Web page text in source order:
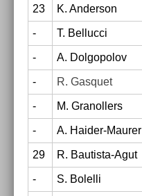
23 K. An­der­son
- T. Be­lluc­ci
- A. Dol­gopolov
- R. Gas­quet
- M. Granoll­ers
- A. Haider-Maurer
29 R. Bautista-Agut
- S. Bolel­li